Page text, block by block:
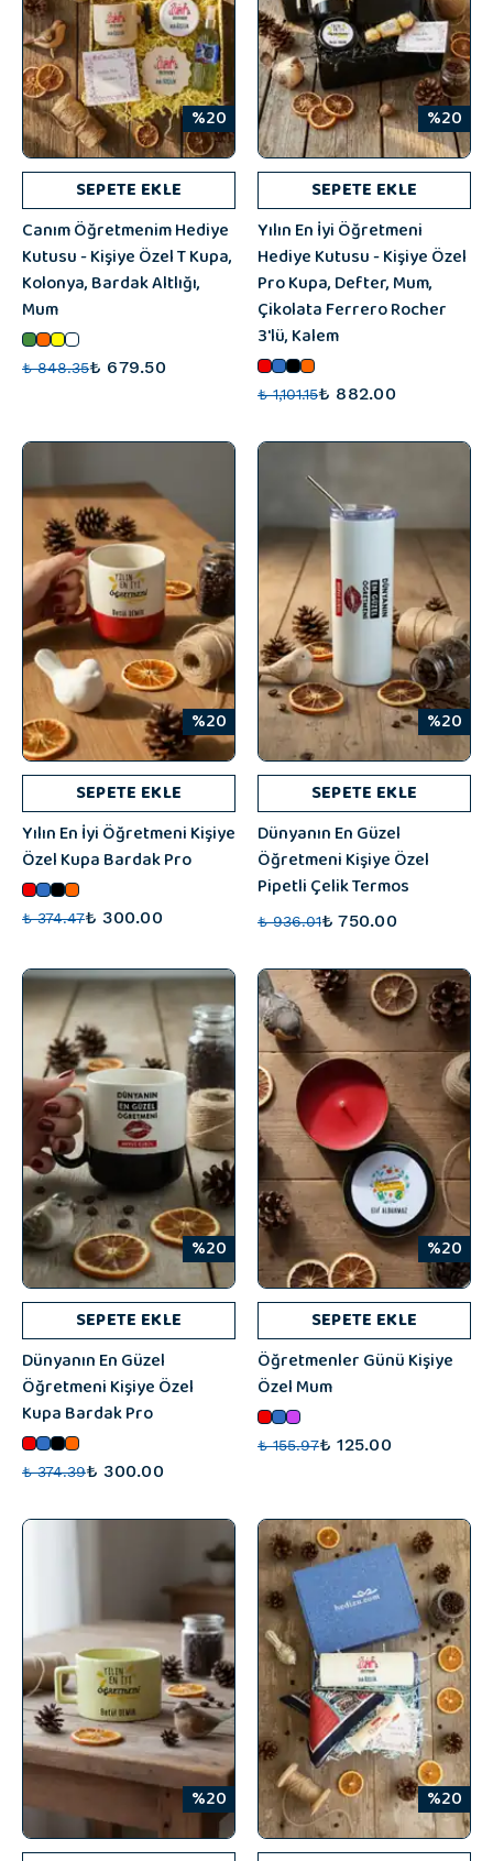
%20
SEPETE EKLE
Canım Öğretmenim Hediye
Kutusu - Kişiye Özel T Kupa,
Kolonya, Bardak Altlığı,
Mum
₺ 848.35₺ 679.50
%20
SEPETE EKLE
Yılın En İyi Öğretmeni
Hediye Kutusu - Kişiye Özel
Pro Kupa, Defter, Mum,
Çikolata Ferrero Rocher
3'lü, Kalem
₺ 1,101.15₺ 882.00
%20
SEPETE EKLE
Yılın En İyi Öğretmeni Kişiye
Özel Kupa Bardak Pro
₺ 374.47₺ 300.00
%20
SEPETE EKLE
Dünyanın En Güzel
Öğretmeni Kişiye Özel
Pipetli Çelik Termos
₺ 936.01₺ 750.00
%20
SEPETE EKLE
Dünyanın En Güzel
Öğretmeni Kişiye Özel
Kupa Bardak Pro
₺ 374.39₺ 300.00
%20
SEPETE EKLE
Öğretmenler Günü Kişiye
Özel Mum
₺ 155.97₺ 125.00
%20 %20